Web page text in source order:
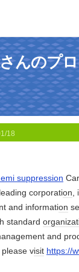
んのプ
18
suppression
corporation,
and information
h standard
and
visit https://